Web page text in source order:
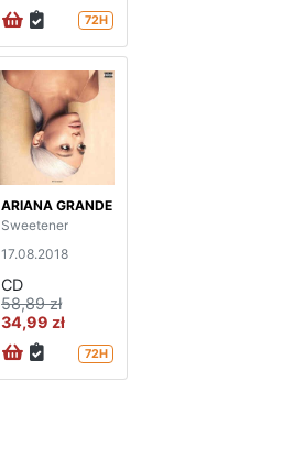
72H
ARIANA GRANDE
Sweetener
17.08.2018
CD
58,89 zł
34,99 zł
72H